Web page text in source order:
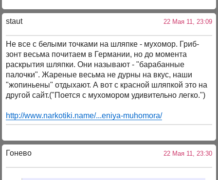
staut 22 Мая 11, 23:09
Не все с белыми точками на шляпке - мухомор. Гриб-
зонт весьма почитаем в Германии, но до момента
раскрытия шляпки. Они называют - "барабанные
палочки". Жареные весьма не дурны на вкус, наши
"жопиньены" отдыхают. А вот с красной шляпкой это на
другой сайт.("Поется с мухомором удивительно легко.")
http://www.narkotiki.name/...eniya-muhomora/
Гонево 22 Мая 11, 23:30